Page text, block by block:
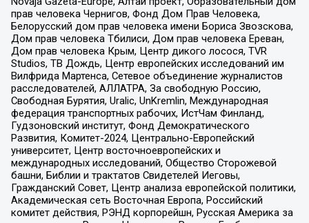
прав человека Чернигов, Фонд Дом Прав Человека,
Белорусский дом прав человека имени Бориса Звозскова,
Дом прав человека Тбилиси, Дом прав человека Ереван,
Дом прав человека Крым, Центр дикого лосося, TVR
Studios, ТВ Дождь, Центр европейских исследований им
Вилфрида Мартенса, Сетевое объединение журналистов
расследователей, АЛЛАТРА, За свободную Россию,
Свободная Бурятия, Uralic, UnKremlin, Международная
федерация транспортных рабочих, ИстЧам Финланд,
Гудзоновский институт, Фонд Демократического
Развития, Комитет-2024, Центрально-Европейский
университет, Центр восточноевропейских и
международных исследований, Общество Сторожевой
башни, Библии и трактатов Свидетелей Иеговы,
Гражданский Совет, Центр анализа европейской политики,
Академическая сеть Восточная Европа, Российский
комитет действия, РЭНД корпорейшн, Русская Америка за